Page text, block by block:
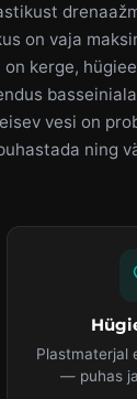
on vaja
kerge,
vesi on
ning
Plastmaterjal
— puhas